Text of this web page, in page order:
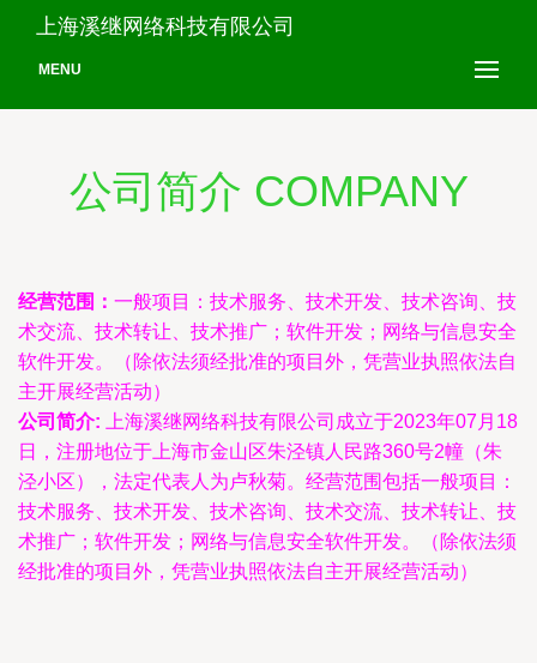
上海溪继网络科技有限公司
MENU
公司简介 COMPANY
经营范围： 一般项目：技术服务、技术开发、技术咨询、技
术交流、技术转让、技术推广；软件开发；网络与信息安全
软件开发。（除依法须经批准的项目外，凭营业执照依法自
主开展经营活动）
公司简介: 上海溪继网络科技有限公司成立于2023年07月18
日，注册地位于上海市金山区朱泾镇人民路360号2幢（朱
泾小区），法定代表人为卢秋菊。经营范围包括一般项目：
技术服务、技术开发、技术咨询、技术交流、技术转让、技
术推广；软件开发；网络与信息安全软件开发。（除依法须
经批准的项目外，凭营业执照依法自主开展经营活动）